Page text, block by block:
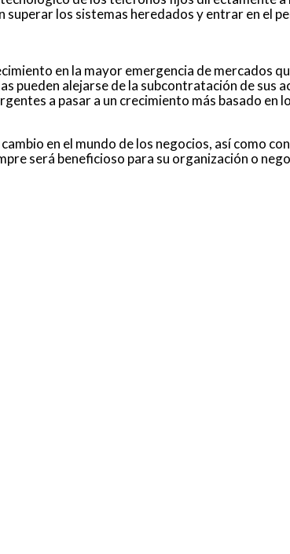
los sistemas heredados y entrar en el
en la mayor emergencia de mercados
alejarse de la subcontratación de sus
a pasar a un crecimiento más basado en
en el mundo de los negocios, así como
será beneficioso para su organización o